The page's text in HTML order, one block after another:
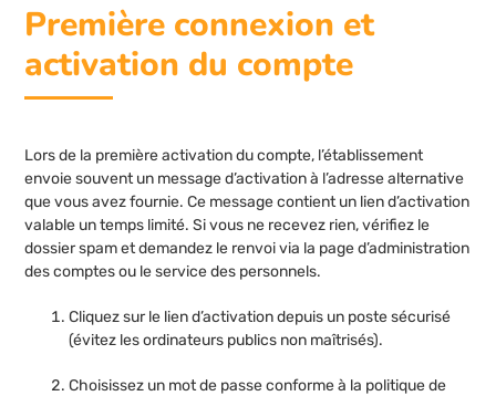
Première connexion et
activation du compte
Lors de la première activation du compte, l’établissement
envoie souvent un message d’activation à l’adresse alternative
que vous avez fournie. Ce message contient un lien d’activation
valable un temps limité. Si vous ne recevez rien, vérifiez le
dossier spam et demandez le renvoi via la page d’administration
des comptes ou le service des personnels.
Cliquez sur le lien d’activation depuis un poste sécurisé
(évitez les ordinateurs publics non maîtrisés).
Choisissez un mot de passe conforme à la politique de